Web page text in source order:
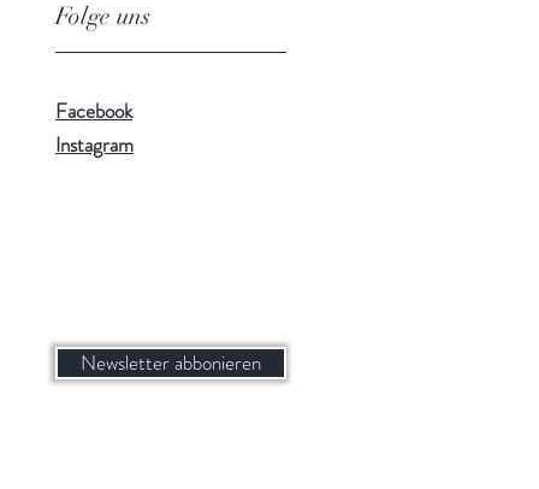
Folge uns
Facebook
Instagram
Newsletter abbonieren